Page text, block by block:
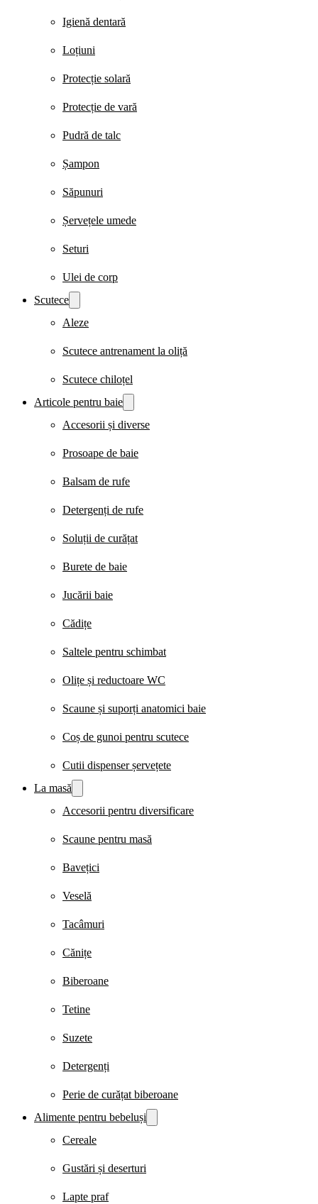
Igienă dentară
Loțiuni
Protecție solară
Protecție de vară
Pudră de talc
Șampon
Săpunuri
Șervețele umede
Seturi
Ulei de corp
Scutece
Aleze
Scutece antrenament la oliță
Scutece chiloțel
Articole pentru baie
Accesorii și diverse
Prosoape de baie
Balsam de rufe
Detergenți de rufe
Soluții de curățat
Burete de baie
Jucării baie
Cădițe
Saltele pentru schimbat
Olițe și reductoare WC
Scaune și suporți anatomici baie
Coș de gunoi pentru scutece
Cutii dispenser șervețete
La masă
Accesorii pentru diversificare
Scaune pentru masă
Bavețici
Veselă
Tacâmuri
Cănițe
Biberoane
Tetine
Suzete
Detergenți
Perie de curățat biberoane
Alimente pentru bebeluși
Cereale
Gustări și deserturi
Lapte praf